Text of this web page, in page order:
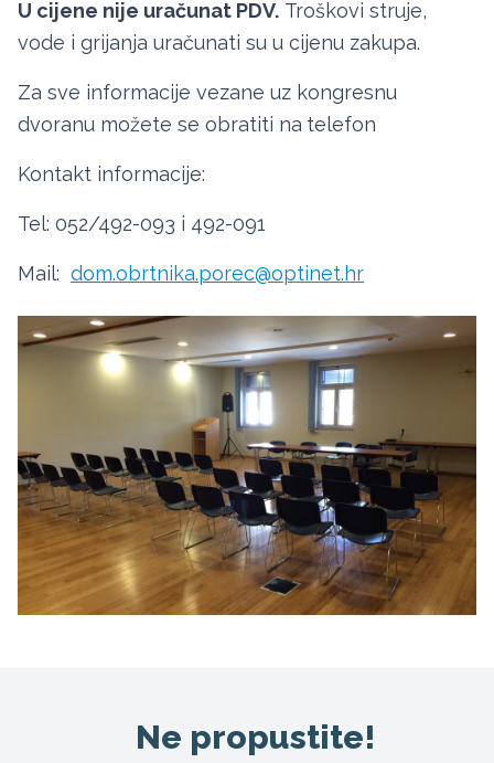
U cijene nije uračunat PDV. Troškovi struje,
vode i grijanja uračunati su u cijenu zakupa.
Za sve informacije vezane uz kongresnu
dvoranu možete se obratiti na telefon
Kontakt informacije:
Tel: 052/492-093 i 492-091
Mail: dom.obrtnika.porec@optinet.hr
Ne propustite!